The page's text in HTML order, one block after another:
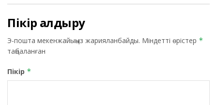
Пікір қалдыру
Э-пошта мекенжайыңыз жарияланбайды. Міндетті өрістер *
таңбаланған
Пікір *